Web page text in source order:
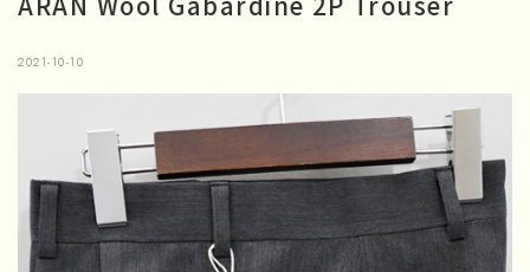
2021-10-10